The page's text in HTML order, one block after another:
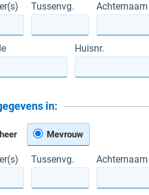
Tussenvg. Achternaam
Huisnr.
in:
Mevrouw
Tussenvg. Achternaam